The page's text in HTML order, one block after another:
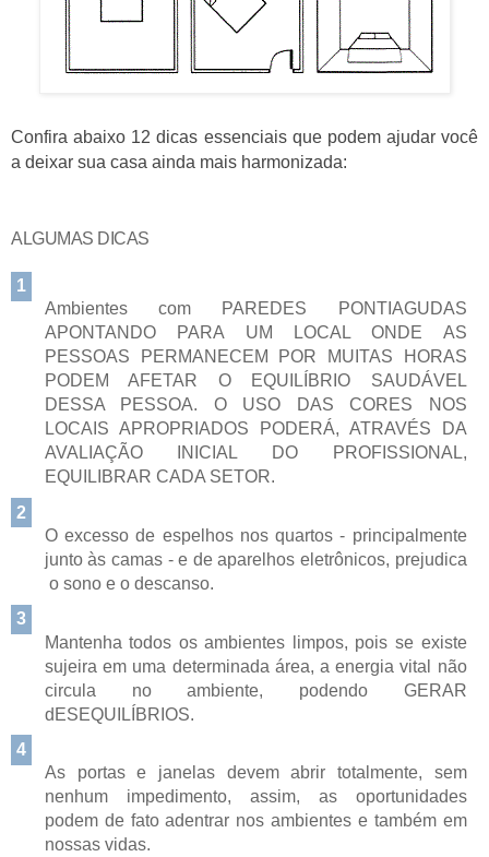
Confira abaixo 12 dicas essenciais que podem ajudar você
a deixar sua casa ainda mais harmonizada:
ALGUMAS DICAS
1
Ambientes com PAREDES PONTIAGUDAS
APONTANDO PARA UM LOCAL ONDE AS
PESSOAS PERMANECEM POR MUITAS HORAS
PODEM AFETAR O EQUILÍBRIO SAUDÁVEL
DESSA PESSOA. O USO DAS CORES NOS
LOCAIS APROPRIADOS PODERÁ, ATRAVÉS DA
AVALIAÇÃO INICIAL DO PROFISSIONAL,
EQUILIBRAR CADA SETOR.
2
O excesso de espelhos nos quartos - principalmente
junto às camas - e de aparelhos eletrônicos, prejudica
o sono e o descanso.
3
Mantenha todos os ambientes limpos, pois se existe
sujeira em uma determinada área, a energia vital não
circula no ambiente, podendo GERAR
dESEQUILÍBRIOS.
4
As portas e janelas devem abrir totalmente, sem
nenhum impedimento, assim, as oportunidades
podem de fato adentrar nos ambientes e também em
nossas vidas.